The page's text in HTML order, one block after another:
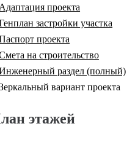
проекта
застройки участка
проекта
на строительство
раздел (полный)
вариант проекта
этажей